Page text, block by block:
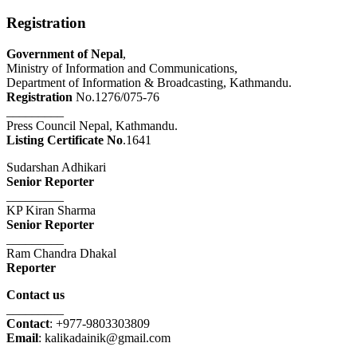
Registration
Government of Nepal,
Ministry of Information and Communications,
Department of Information & Broadcasting, Kathmandu.
Registration No.1276/075-76
Press Council Nepal, Kathmandu.
Listing Certificate No.1641
Sudarshan Adhikari
Senior Reporter
KP Kiran Sharma
Senior Reporter
Ram Chandra Dhakal
Reporter
Contact us
Contact: +977-9803303809
Email: kalikadainik@gmail.com